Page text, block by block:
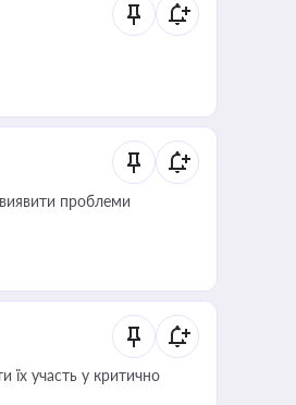
проблеми
їх участь у критично